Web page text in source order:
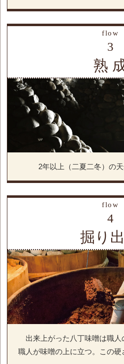
flow
3
熟
2年以上（二夏二冬）の
flow
4
掘り
出来上がった八丁味噌は職人
職人が味噌の上に立つ。この硬